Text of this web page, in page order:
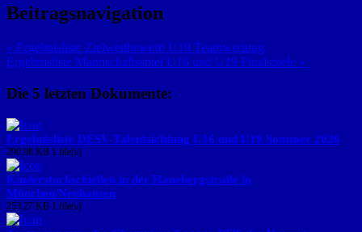
Beitragsnavigation
« Ergebnisliste Zielwettbewerb U19 Teamwertung
Ergebnisliste Mannschaftsspiel U16 und U19 Finalspiele »
Die 5 letzten Dokumente:
Ergebnisliste DESV-Talentsichtung U16 und U19 Sommer 2026
290.98 KB 1 file(s)
Kinderstockschießen in der Hanebergstraße in
München/Neuhausen
253.27 KB 1 file(s)